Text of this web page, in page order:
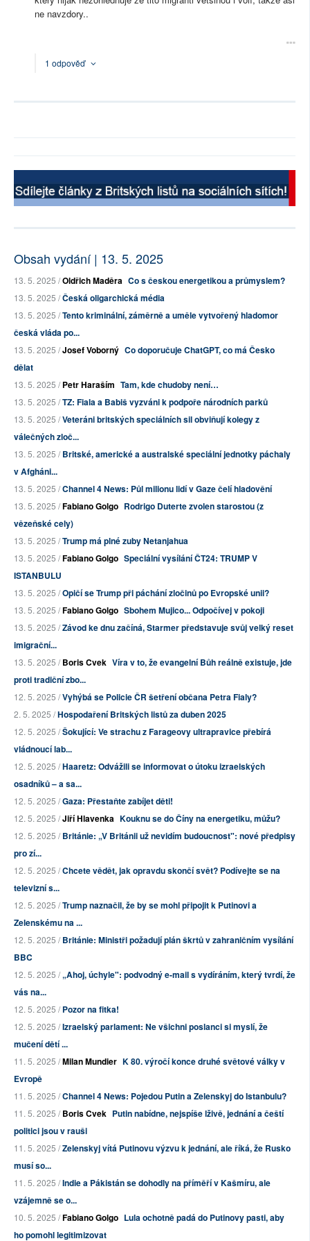
ne navzdory..
1 odpověď
Obsah vydání | 13. 5. 2025
13. 5. 2025 /Oldřich Maděra Co s českou energetikou a průmyslem?
13. 5. 2025 /Česká oligarchická média
13. 5. 2025 /Tento kriminální, záměrně a uměle vytvořený hladomor
česká vláda po...
13. 5. 2025 /Josef Voborný Co doporučuje ChatGPT, co má Česko
dělat
13. 5. 2025 /Petr Haraším Tam, kde chudoby není…
13. 5. 2025 /TZ: Fiala a Babiš vyzváni k podpoře národních parků
13. 5. 2025 /Veteráni britských speciálních sil obviňují kolegy z
válečných zloč...
13. 5. 2025 /Britské, americké a australské speciální jednotky páchaly
v Afgháni...
13. 5. 2025 /Channel 4 News: Půl milionu lidí v Gaze čelí hladovění
13. 5. 2025 /Fabiano Golgo Rodrigo Duterte zvolen starostou (z
vězeňské cely)
13. 5. 2025 /Trump má plné zuby Netanjahua
13. 5. 2025 /Fabiano Golgo Speciální vysílání ČT24: TRUMP V
ISTANBULU
13. 5. 2025 /Opičí se Trump při páchání zločinů po Evropské unii?
13. 5. 2025 /Fabiano Golgo Sbohem Mujico... Odpočívej v pokoji
13. 5. 2025 /Závod ke dnu začíná, Starmer představuje svůj velký reset
imigrační...
13. 5. 2025 /Boris Cvek Víra v to, že evangelní Bůh reálně existuje, jde
proti tradiční zbo...
12. 5. 2025 /Vyhýbá se Policie ČR šetření občana Petra Fialy?
2. 5. 2025 /Hospodaření Britských listů za duben 2025
12. 5. 2025 /Šokující: Ve strachu z Farageovy ultrapravice přebírá
vládnoucí lab...
12. 5. 2025 /Haaretz: Odvážili se informovat o útoku izraelských
osadníků – a sa...
12. 5. 2025 /Gaza: Přestaňte zabíjet děti!
12. 5. 2025 /Jiří Hlavenka Kouknu se do Číny na energetiku, můžu?
12. 5. 2025 /Británie: „V Británii už nevidím budoucnost": nové předpisy
pro zí...
12. 5. 2025 /Chcete vědět, jak opravdu skončí svět? Podívejte se na
televizní s...
12. 5. 2025 /Trump naznačil, že by se mohl připojit k Putinovi a
Zelenskému na ...
12. 5. 2025 /Británie: Ministři požadují plán škrtů v zahraničním vysílání
BBC
12. 5. 2025 /„Ahoj, úchyle": podvodný e-mail s vydíráním, který tvrdí, že
vás na...
12. 5. 2025 /Pozor na fitka!
12. 5. 2025 /Izraelský parlament: Ne všichni poslanci si myslí, že
mučení dětí ...
11. 5. 2025 /Milan Mundier K 80. výročí konce druhé světové války v
Evropě
11. 5. 2025 /Channel 4 News: Pojedou Putin a Zelenskyj do Istanbulu?
11. 5. 2025 /Boris Cvek Putin nabídne, nejspíše lživě, jednání a čeští
politici jsou v rauši
11. 5. 2025 /Zelenskyj vítá Putinovu výzvu k jednání, ale říká, že Rusko
musí so...
11. 5. 2025 /Indie a Pákistán se dohodly na příměří v Kašmíru, ale
vzájemně se o...
10. 5. 2025 /Fabiano Golgo Lula ochotně padá do Putinovy pasti, aby
ho pomohl legitimizovat